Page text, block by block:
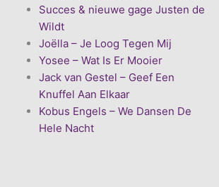
Succes & nieuwe gage Justen de
Wildt
Joëlla – Je Loog Tegen Mij
Yosee – Wat Is Er Mooier
Jack van Gestel – Geef Een
Knuffel Aan Elkaar
Kobus Engels – We Dansen De
Hele Nacht